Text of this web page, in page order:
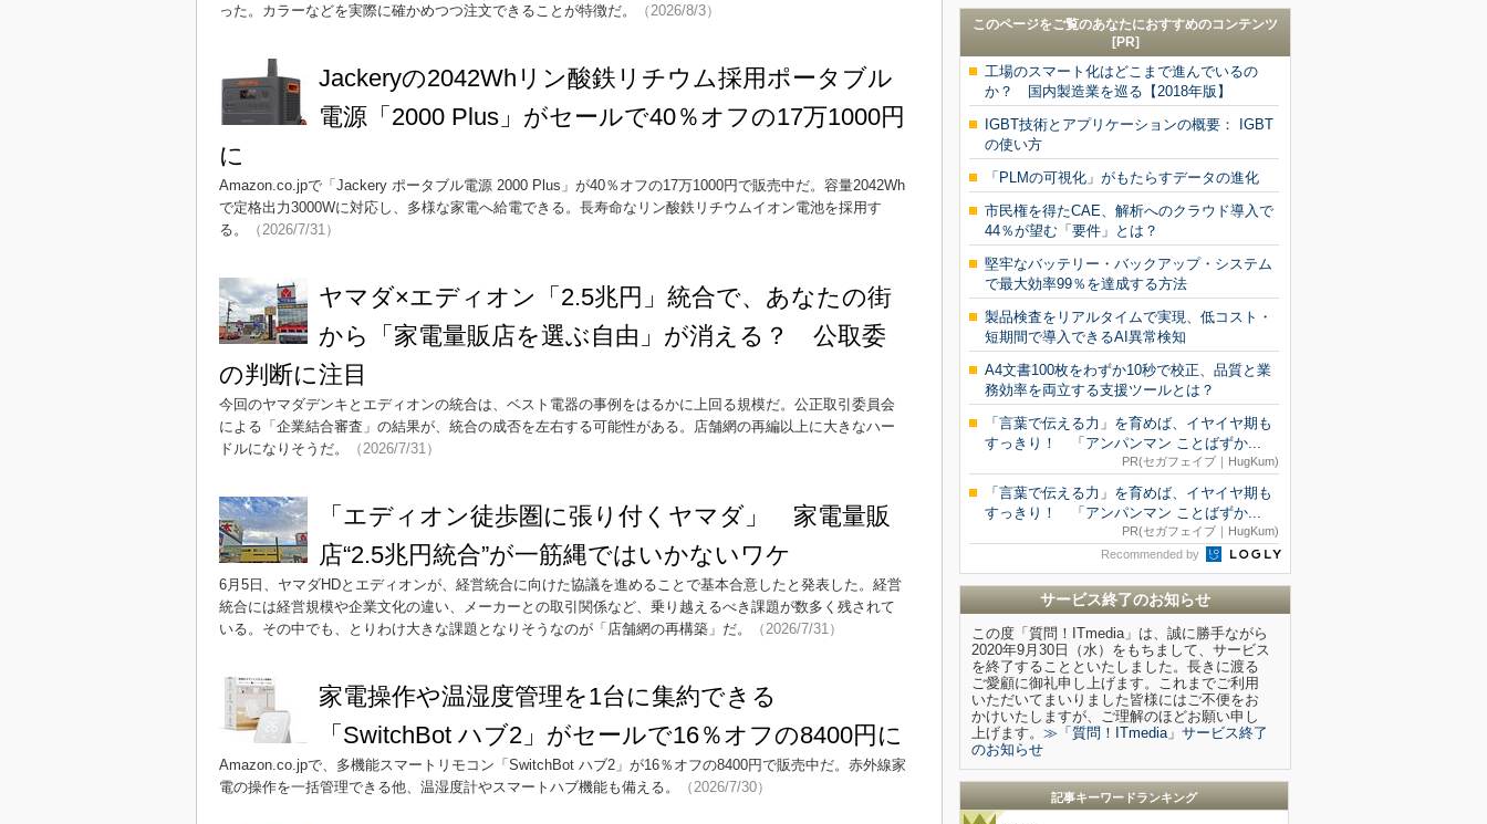
った。カラーなどを実際に確かめつつ注文できることが特徴だ。
（2026/8/3）
Jackeryの2042Whリン酸鉄リチウム採用ポータブル
電源「2000 Plus」がセールで40％オフの17万1000円
に
Amazon.co.jpで「Jackery ポータブル電源 2000 Plus」が40％オフの17万1000円で販売中だ。容量2042Wh
で定格出力3000Wに対応し、多様な家電へ給電できる。長寿命なリン酸鉄リチウムイオン電池を採用す
る。
（2026/7/31）
ヤマダ×エディオン「2.5兆円」統合で、あなたの街
から「家電量販店を選ぶ自由」が消える？ 公取委
の判断に注目
今回のヤマダデンキとエディオンの統合は、ベスト電器の事例をはるかに上回る規模だ。公正取引委員会
による「企業結合審査」の結果が、統合の成否を左右する可能性がある。店舗網の再編以上に大きなハー
ドルになりそうだ。
（2026/7/31）
「エディオン徒歩圏に張り付くヤマダ」 家電量販
店“2.5兆円統合”が一筋縄ではいかないワケ
6月5日、ヤマダHDとエディオンが、経営統合に向けた協議を進めることで基本合意したと発表した。経営
統合には経営規模や企業文化の違い、メーカーとの取引関係など、乗り越えるべき課題が数多く残されて
いる。その中でも、とりわけ大きな課題となりそうなのが「店舗網の再構築」だ。
（2026/7/31）
家電操作や温湿度管理を1台に集約できる
「SwitchBot ハブ2」がセールで16％オフの8400円に
Amazon.co.jpで、多機能スマートリモコン「SwitchBot ハブ2」が16％オフの8400円で販売中だ。赤外線家
電の操作を一括管理できる他、温湿度計やスマートハブ機能も備える。
（2026/7/30）
このページをご覧のあなたにおすすめのコンテンツ
[PR]
工場のスマート化はどこまで進んでいるの
か？ 国内製造業を巡る【2018年版】
IGBT技術とアプリケーションの概要： IGBT
の使い方
「PLMの可視化」がもたらすデータの進化
市民権を得たCAE、解析へのクラウド導入で
44％が望む「要件」とは？
堅牢なバッテリー・バックアップ・システム
で最大効率99％を達成する方法
製品検査をリアルタイムで実現、低コスト・
短期間で導入できるAI異常検知
A4文書100枚をわずか10秒で校正、品質と業
務効率を両立する支援ツールとは？
「言葉で伝える力」を育めば、イヤイヤ期も
すっきり！ 「アンパンマン ことばずか...
PR(セガフェイブ｜HugKum)
「言葉で伝える力」を育めば、イヤイヤ期も
すっきり！ 「アンパンマン ことばずか...
PR(セガフェイブ｜HugKum)
Recommended by
サービス終了のお知らせ
この度「質問！ITmedia」は、誠に勝手ながら
2020年9月30日（水）をもちまして、サービス
を終了することといたしました。長きに渡る
ご愛顧に御礼申し上げます。これまでご利用
いただいてまいりました皆様にはご不便をお
かけいたしますが、ご理解のほどお願い申し
上げます。 ≫「質問！ITmedia」サービス終了
のお知らせ
記事キーワードランキング